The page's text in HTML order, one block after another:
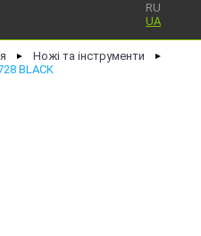
RU
UA
► Ножі та інструменти ►
BLACK